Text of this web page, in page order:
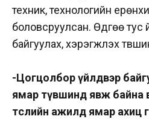
техник, технологийн
боловсруулсан. Өдгөө тус
байгуулах, хэрэгжүүлэх
-Цогцолбор үйлдвэр
ямар түвшинд явж байна
төслийн ажилд ямар ахиц